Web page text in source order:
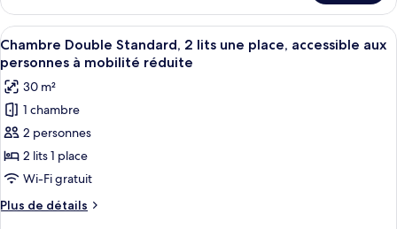
accès
piscine,
vue
ville
(Terrace)
le
type
de
chambre
Appartement
Premium,
2
chambres,
accès
piscine,
ville
(Terrace)
Afficher
toutes
les
photos
pour
ce
type
de
chambre :
Chambre
Une chambre d’hôtel moderne
5
Chambre Double Standard, 2 lits une place, accessible aux
personnes à mobilité réduite
30 m²
1 chambre
2 personnes
2 lits 1 place
Wi-Fi gratuit
Plus de détails
Plus